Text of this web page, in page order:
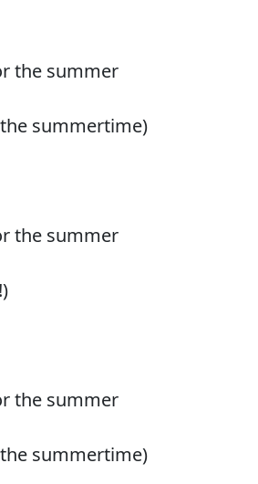
the summer
summertime)
the summer
the summer
summertime)